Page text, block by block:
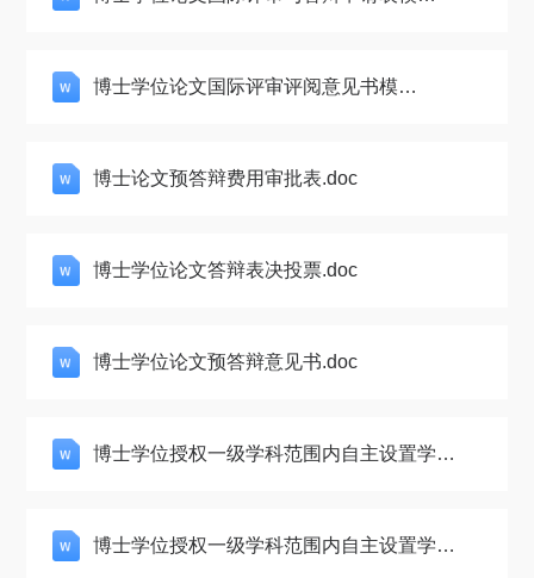
关于我们
选择身份
下载中心
博士学位论文国际评审评阅意见书模
博士论文预答辩费用审批表.doc
博士学位论文答辩表决投票.doc
博士学位论文预答辩意见书.doc
博士学位授权一级学科范围内自主设置学科
博士学位授权一级学科范围内自主设置学科